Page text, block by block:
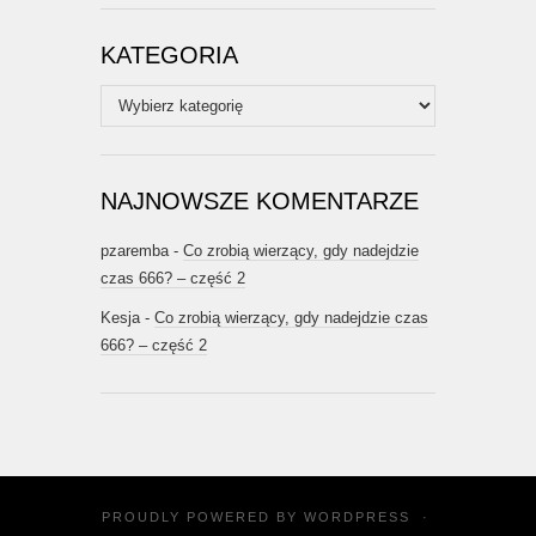
KATEGORIA
Kategoria
NAJNOWSZE KOMENTARZE
pzaremba- Co zrobią wierzący, gdy nadejdzie
czas 666? – część 2
Kesja- Co zrobią wierzący, gdy nadejdzie czas
666? – część 2
PROUDLY POWERED BY WORDPRESS ·